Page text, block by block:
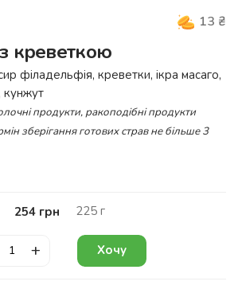
13 ₴
креветкою
філадельфія, креветки, ікра масаго,
кунжут
продукти, ракоподібні продукти
зберігання готових страв не більше 3
254 грн 225 г
+ Хочу